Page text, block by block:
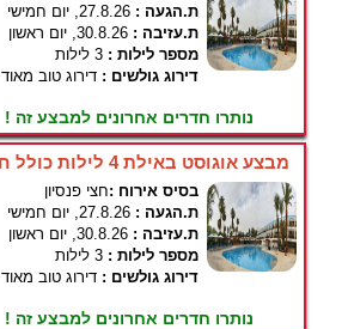
ת.הגעה : 27.8.26, יום חמישי
ת.עזיבה : 30.8.26, יום ראשון
מספר לילות : 3 לילות
דירוג גולשים : דירוג טוב מאוד
נותרו חדרים אחרונים למבצע זה !
מבצע אוגוסט באילת 4 לילות כולל חצי פנסיון
בסיס אירוח :חצי פנסיון
ת.הגעה : 27.8.26, יום חמישי
ת.עזיבה : 30.8.26, יום ראשון
מספר לילות : 3 לילות
דירוג גולשים : דירוג טוב מאוד
נותרו חדרים אחרונים למבצע זה !